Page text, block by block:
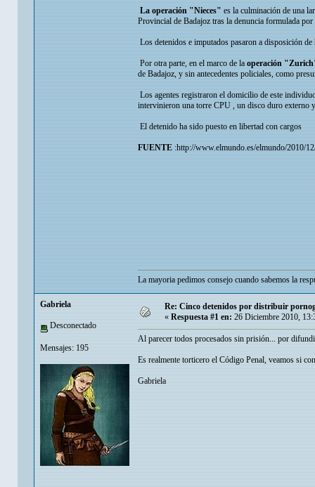
La operación "Nieces"es la culminación de una
Provincial de Badajoz tras la denuncia formulada
Los detenidos e imputados pasaron a disposición de
Por otra parte, en el marco de laoperación
de Badajoz, y sin antecedentes policiales, como
Los agentes registraron el domicilio de este
intervinieron una torre CPU , un disco duro externo
El detenido ha sido puesto en libertad con cargos
FUENTE:http://www.elmundo.es/elmundo/2010/
La mayoria pedimos consejo cuando sabemos la
Gabriela
Desconectado
Mensajes: 195
Re: Cinco detenidos por distribuir
« Respuesta #1 en: 26 Diciembre 2010,
Al parecer todos procesados sin prisión... por
Es realmente torticero el Código Penal, veamos si
Gabriela